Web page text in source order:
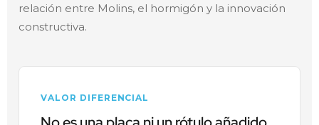
relación entre Molins, el hormigón y la innovación
constructiva.
VALOR DIFERENCIAL